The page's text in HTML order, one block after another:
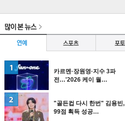
카르멘·장원영·지수 3파
전…'2026 케이 월…
"골든컵 다시 한번" 김용빈,
99점 획득 성공…